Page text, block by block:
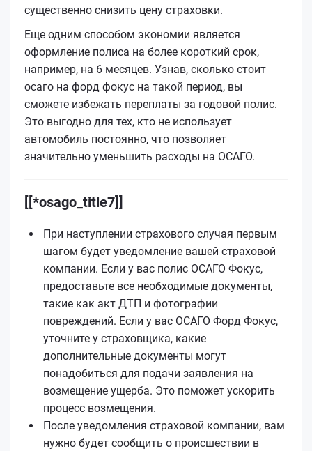
существенно снизить цену страховки.
Еще одним способом экономии является
оформление полиса на более короткий срок,
например, на 6 месяцев. Узнав, сколько стоит
осаго на форд фокус на такой период, вы
сможете избежать переплаты за годовой полис.
Это выгодно для тех, кто не использует
автомобиль постоянно, что позволяет
значительно уменьшить расходы на ОСАГО.
[[*osago_title7]]
При наступлении страхового случая первым
шагом будет уведомление вашей страховой
компании. Если у вас полис ОСАГО Фокус,
предоставьте все необходимые документы,
такие как акт ДТП и фотографии
повреждений. Если у вас ОСАГО Форд Фокус,
уточните у страховщика, какие
дополнительные документы могут
понадобиться для подачи заявления на
возмещение ущерба. Это поможет ускорить
процесс возмещения.
После уведомления страховой компании, вам
нужно будет сообщить о происшествии в